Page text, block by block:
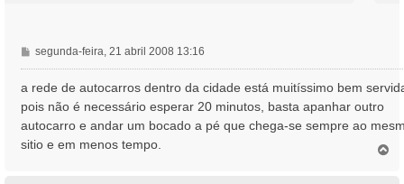
M
e
a
g
e
segunda-feira, 21 abril 2008 13:16
a rede de autocarros dentro da cidade está muitíssimo bem
pois não é necessário esperar 20 minutos, basta apanhar outro
autocarro e andar um bocado a pé que chega-se sempre ao
sitio e em menos tempo.